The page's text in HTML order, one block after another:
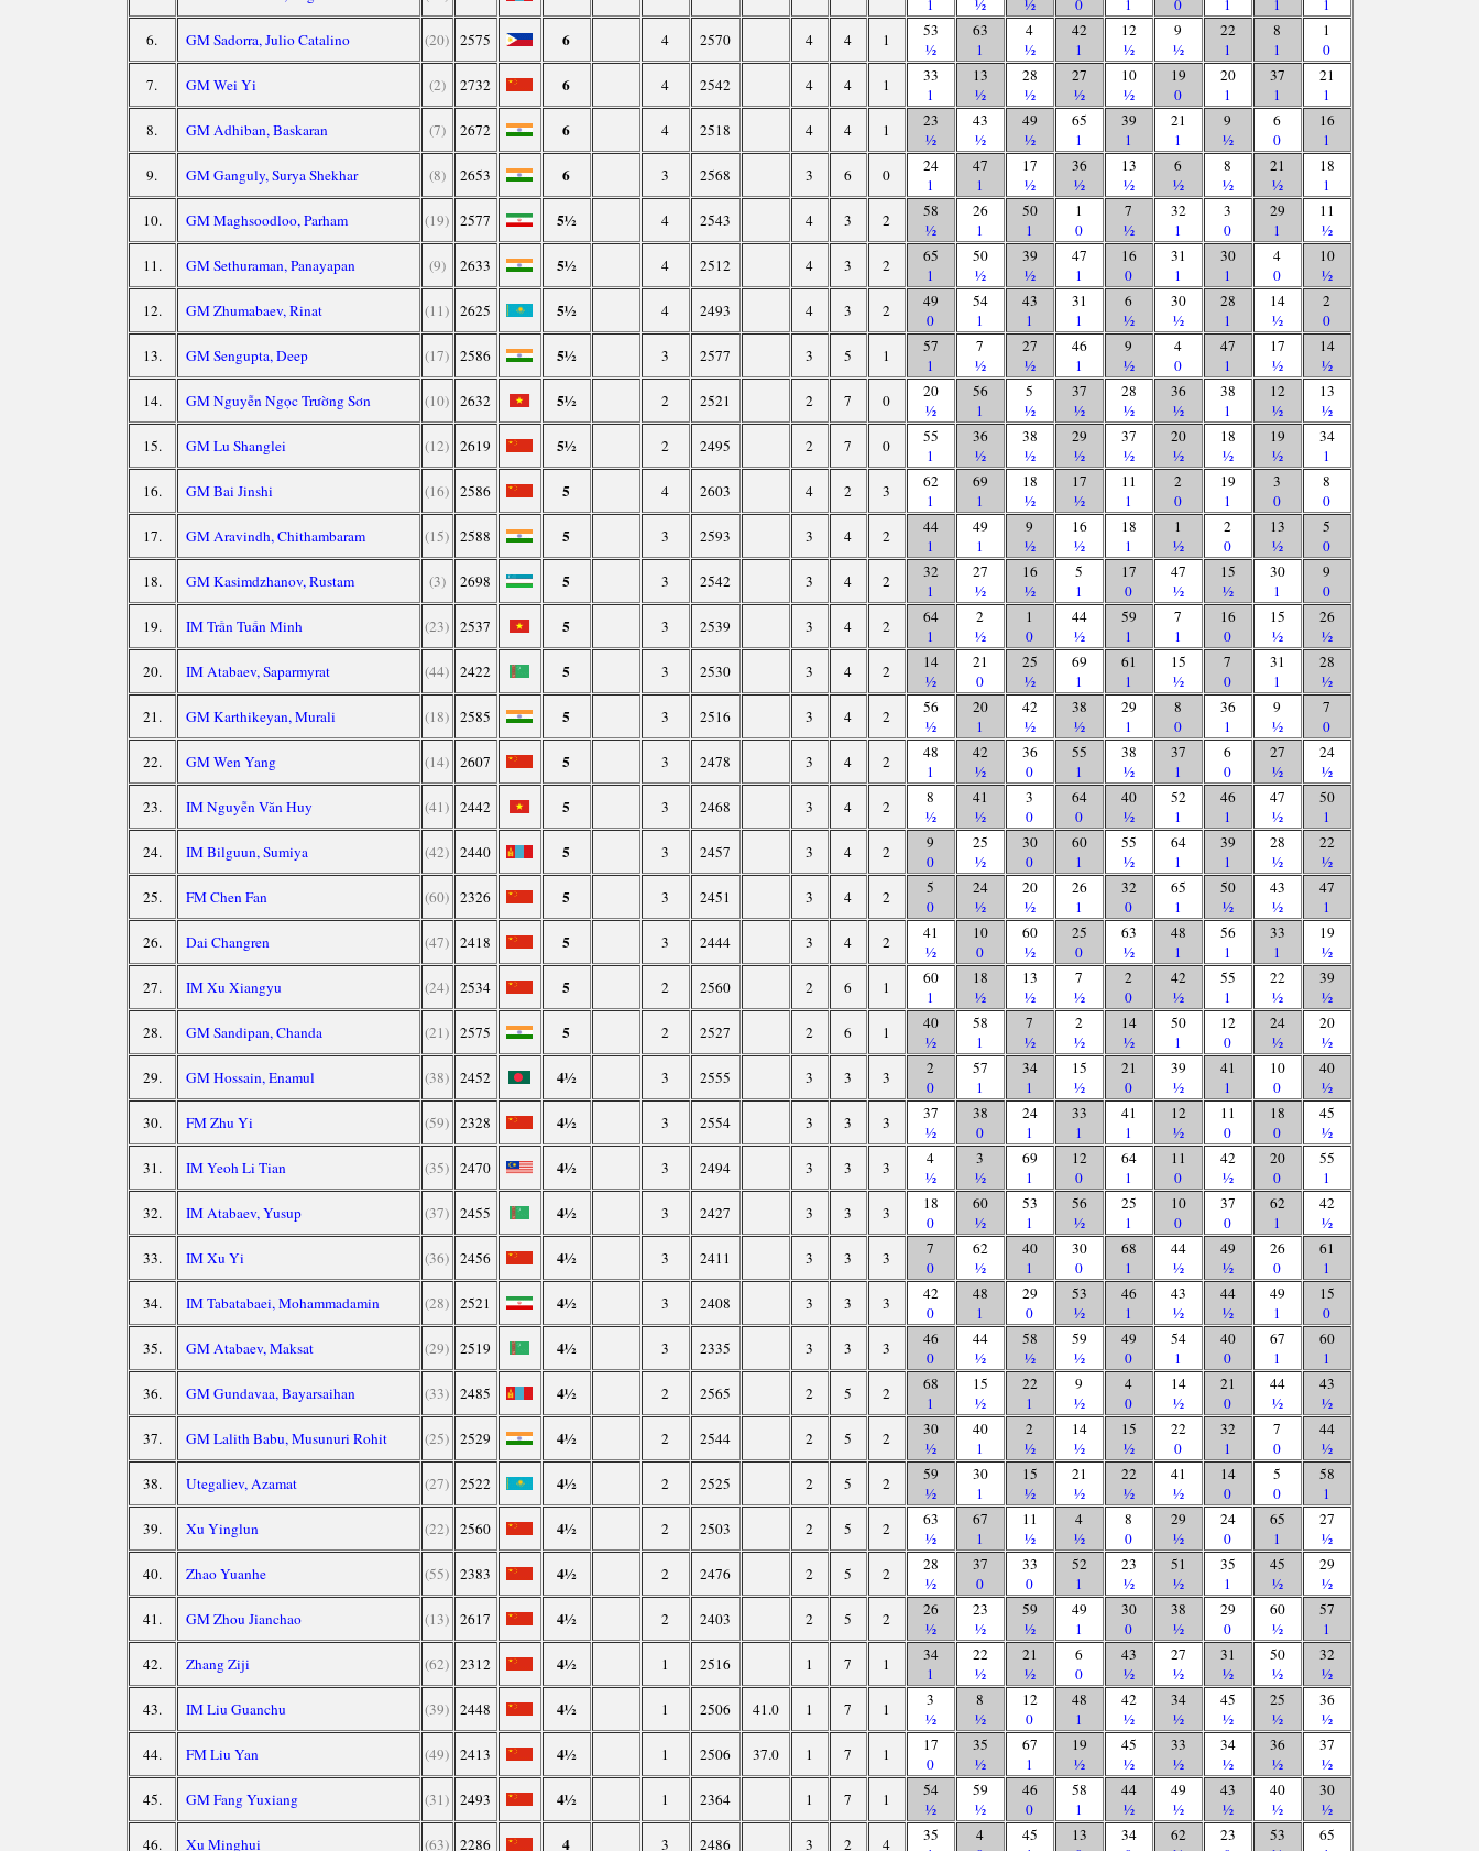
1
½
½
0
1
0
1
1
1
6.
GM Sadorra, Julio Catalino (20) 2575 6 4 2570 4 4 1
53
½
63
1
4
½
42
1
12
½
9
½
22
1
8
1
1
0
7.
GM Wei Yi (2) 2732 6 4 2542 4 4 1
33
1
13
½
28
½
27
½
10
½
19
0
20
1
37
1
21
1
8.
GM Adhiban, Baskaran (7) 2672 6 4 2518 4 4 1
23
½
43
½
49
½
65
1
39
1
21
1
9
½
6
0
16
1
9.
GM Ganguly, Surya Shekhar (8) 2653 6 3 2568 3 6 0
24
1
47
1
17
½
36
½
13
½
6
½
8
½
21
½
18
1
10.
GM Maghsoodloo, Parham (19) 2577 5½ 4 2543 4 3 2
58
½
26
1
50
1
1
0
7
½
32
1
3
0
29
1
11
½
11.
GM Sethuraman, Panayapan (9) 2633 5½ 4 2512 4 3 2
65
1
50
½
39
½
47
1
16
0
31
1
30
1
4
0
10
½
12.
GM Zhumabaev, Rinat (11) 2625 5½ 4 2493 4 3 2
49
0
54
1
43
1
31
1
6
½
30
½
28
1
14
½
2
0
13.
GM Sengupta, Deep (17) 2586 5½ 3 2577 3 5 1
57
1
7
½
27
½
46
1
9
½
4
0
47
1
17
½
14
½
14.
GM Nguyễn Ngọc Trường Sơn (10) 2632 5½ 2 2521 2 7 0
20
½
56
1
5
½
37
½
28
½
36
½
38
1
12
½
13
½
15.
GM Lu Shanglei (12) 2619 5½ 2 2495 2 7 0
55
1
36
½
38
½
29
½
37
½
20
½
18
½
19
½
34
1
16.
GM Bai Jinshi (16) 2586 5 4 2603 4 2 3
62
1
69
1
18
½
17
½
11
1
2
0
19
1
3
0
8
0
17.
GM Aravindh, Chithambaram (15) 2588 5 3 2593 3 4 2
44
1
49
1
9
½
16
½
18
1
1
½
2
0
13
½
5
0
18.
GM Kasimdzhanov, Rustam (3) 2698 5 3 2542 3 4 2
32
1
27
½
16
½
5
1
17
0
47
½
15
½
30
1
9
0
19.
IM Trần Tuấn Minh (23) 2537 5 3 2539 3 4 2
64
1
2
½
1
0
44
½
59
1
7
1
16
0
15
½
26
½
20.
IM Atabaev, Saparmyrat (44) 2422 5 3 2530 3 4 2
14
½
21
0
25
½
69
1
61
1
15
½
7
0
31
1
28
½
21.
GM Karthikeyan, Murali (18) 2585 5 3 2516 3 4 2
56
½
20
1
42
½
38
½
29
1
8
0
36
1
9
½
7
0
22.
GM Wen Yang (14) 2607 5 3 2478 3 4 2
48
1
42
½
36
0
55
1
38
½
37
1
6
0
27
½
24
½
23.
IM Nguyễn Văn Huy (41) 2442 5 3 2468 3 4 2
8
½
41
½
3
0
64
0
40
½
52
1
46
1
47
½
50
1
24.
IM Bilguun, Sumiya (42) 2440 5 3 2457 3 4 2
9
0
25
½
30
0
60
1
55
½
64
1
39
1
28
½
22
½
25.
FM Chen Fan (60) 2326 5 3 2451 3 4 2
5
0
24
½
20
½
26
1
32
0
65
1
50
½
43
½
47
1
26.
Dai Changren (47) 2418 5 3 2444 3 4 2
41
½
10
0
60
½
25
0
63
½
48
1
56
1
33
1
19
½
27.
IM Xu Xiangyu (24) 2534 5 2 2560 2 6 1
60
1
18
½
13
½
7
½
2
0
42
½
55
1
22
½
39
½
28.
GM Sandipan, Chanda (21) 2575 5 2 2527 2 6 1
40
½
58
1
7
½
2
½
14
½
50
1
12
0
24
½
20
½
29.
GM Hossain, Enamul (38) 2452 4½ 3 2555 3 3 3
2
0
57
1
34
1
15
½
21
0
39
½
41
1
10
0
40
½
30.
FM Zhu Yi (59) 2328 4½ 3 2554 3 3 3
37
½
38
0
24
1
33
1
41
1
12
½
11
0
18
0
45
½
31.
IM Yeoh Li Tian (35) 2470 4½ 3 2494 3 3 3
4
½
3
½
69
1
12
0
64
1
11
0
42
½
20
0
55
1
32.
IM Atabaev, Yusup (37) 2455 4½ 3 2427 3 3 3
18
0
60
½
53
1
56
½
25
1
10
0
37
0
62
1
42
½
33.
IM Xu Yi (36) 2456 4½ 3 2411 3 3 3
7
0
62
½
40
1
30
0
68
1
44
½
49
½
26
0
61
1
34.
IM Tabatabaei, Mohammadamin (28) 2521 4½ 3 2408 3 3 3
42
0
48
1
29
0
53
½
46
1
43
½
44
½
49
1
15
0
35.
GM Atabaev, Maksat (29) 2519 4½ 3 2335 3 3 3
46
0
44
½
58
½
59
½
49
0
54
1
40
0
67
1
60
1
36.
GM Gundavaa, Bayarsaihan (33) 2485 4½ 2 2565 2 5 2
68
1
15
½
22
1
9
½
4
0
14
½
21
0
44
½
43
½
37.
GM Lalith Babu, Musunuri Rohit (25) 2529 4½ 2 2544 2 5 2
30
½
40
1
2
½
14
½
15
½
22
0
32
1
7
0
44
½
38.
Utegaliev, Azamat (27) 2522 4½ 2 2525 2 5 2
59
½
30
1
15
½
21
½
22
½
41
½
14
0
5
0
58
1
39.
Xu Yinglun (22) 2560 4½ 2 2503 2 5 2
63
½
67
1
11
½
4
½
8
0
29
½
24
0
65
1
27
½
40.
Zhao Yuanhe (55) 2383 4½ 2 2476 2 5 2
28
½
37
0
33
0
52
1
23
½
51
½
35
1
45
½
29
½
41.
GM Zhou Jianchao (13) 2617 4½ 2 2403 2 5 2
26
½
23
½
59
½
49
1
30
0
38
½
29
0
60
½
57
1
42.
Zhang Ziji (62) 2312 4½ 1 2516 1 7 1
34
1
22
½
21
½
6
0
43
½
27
½
31
½
50
½
32
½
43.
IM Liu Guanchu (39) 2448 4½ 1 2506 41.0 1 7 1
3
½
8
½
12
0
48
1
42
½
34
½
45
½
25
½
36
½
44.
FM Liu Yan (49) 2413 4½ 1 2506 37.0 1 7 1
17
0
35
½
67
1
19
½
45
½
33
½
34
½
36
½
37
½
45.
GM Fang Yuxiang (31) 2493 4½ 1 2364 1 7 1
54
½
59
½
46
0
58
1
44
½
49
½
43
½
40
½
30
½
46.
Xu Minghui (63) 2286 4 3 2486 3 2 4
35
4
45
13
34
62
23
53
65